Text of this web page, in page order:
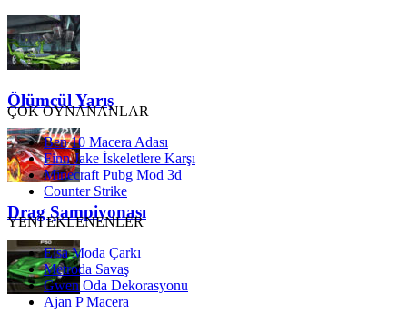
Ölümcül Yarış
Drag Şampiyonası
ÇOK OYNANANLAR
Ben 10 Macera Adası
Finn Jake İskeletlere Karşı
Minecraft Pubg Mod 3d
Counter Strike
YENİ EKLENENLER
Elsa Moda Çarkı
Metroda Savaş
Gwen Oda Dekorasyonu
Ajan P Macera